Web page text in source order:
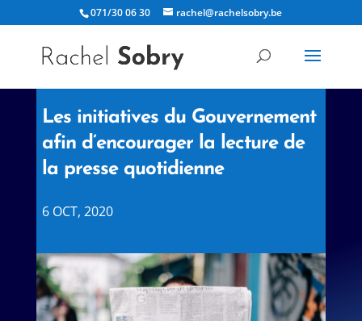
071/30 06 30 rachel@rachelsobry.be
Les initiatives du Gouvernement
afin d’encourager la lecture de
la presse quotidienne
6 OCT, 2020